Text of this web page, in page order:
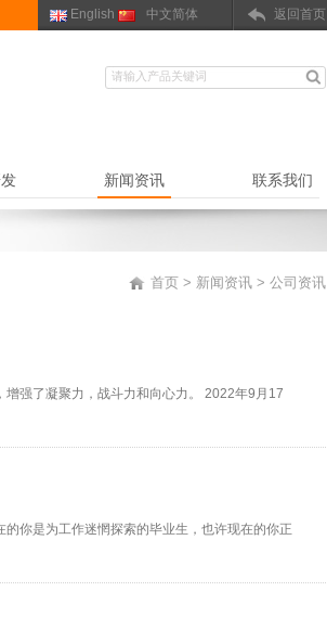
English 中文简体 返回首页
新闻资讯 联系我们
首页 > 新闻资讯 > 公司资讯
强了凝聚力，战斗力和向心力。 2022年9月17
你是为工作迷惘探索的毕业生，也许现在的你正